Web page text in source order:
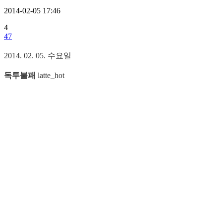
2014-02-05 17:46
4
47
2014. 02. 05. 수요일
독투불패 latte_hot